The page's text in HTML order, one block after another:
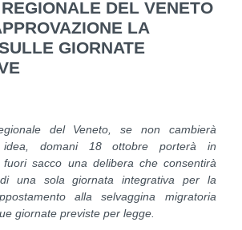
DEL VENETO
LA
GIORNATE
del Veneto, se non cambierà
idea, domani 18 ottobre porterà in
fuori sacco una delibera che consentirà
di una sola giornata integrativa per la
alla selvaggina migratoria
giornate previste per legge.